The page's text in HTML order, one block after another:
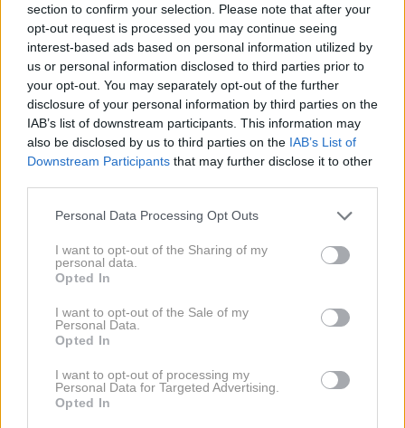
section to confirm your selection. Please note that after your
opt-out request is processed you may continue seeing
interest-based ads based on personal information utilized by
us or personal information disclosed to third parties prior to
your opt-out. You may separately opt-out of the further
disclosure of your personal information by third parties on the
IAB’s list of downstream participants. This information may
also be disclosed by us to third parties on the IAB’s List of
Downstream Participants that may further disclose it to other
Personal Data Processing Opt Outs
I want to opt-out of the Sharing of my
personal data.
Opted In
I want to opt-out of the Sale of my
Personal Data.
Opted In
I want to opt-out of processing my
Personal Data for Targeted Advertising.
Opted In